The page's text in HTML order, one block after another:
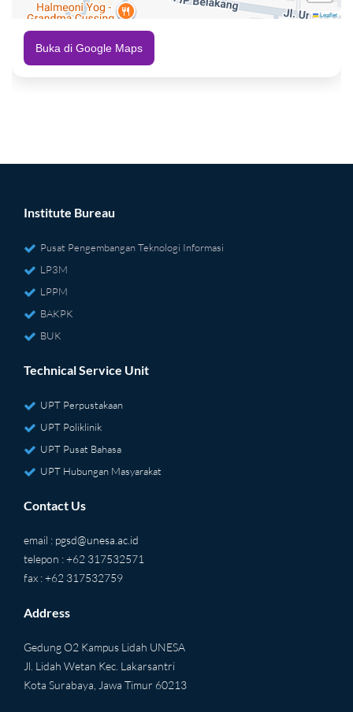
Leaflet
Buka di Google Maps
Institute Bureau
Pusat Pengembangan Teknologi Informasi
LP3M
LPPM
BAKPK
BUK
Technical Service Unit
UPT Perpustakaan
UPT Poliklinik
UPT Pusat Bahasa
UPT Hubungan Masyarakat
Contact Us
email : pgsd@unesa.ac.id
telepon : +62 317532571
fax : +62 317532759
Address
Gedung O2 Kampus Lidah UNESA
Jl. Lidah Wetan Kec. Lakarsantri
Kota Surabaya, Jawa Timur 60213